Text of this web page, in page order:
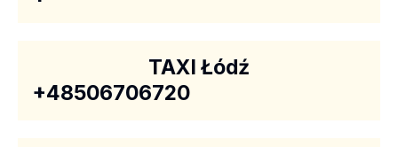
TAXI Łódź
+48506706720